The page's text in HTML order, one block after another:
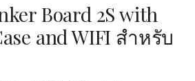
Board 2S with
and WIFI สำหรับ